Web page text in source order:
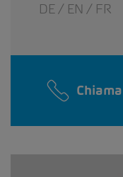
DE / EN / FR
Chiama